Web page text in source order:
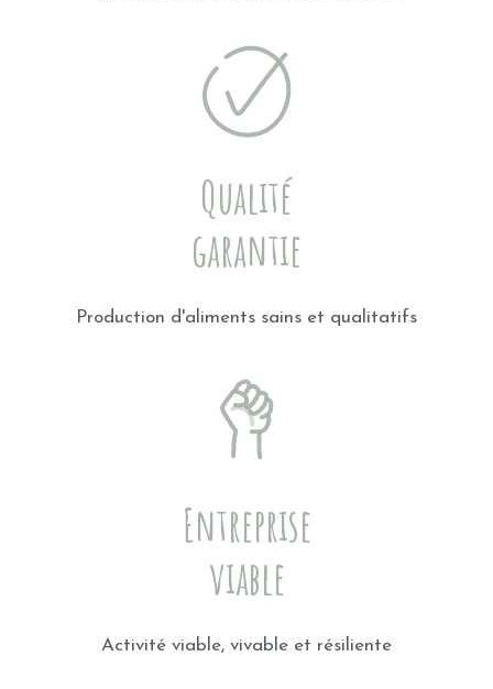
Qualité
garantie
Production d'aliments sains et qualitatifs
Entreprise
viable
Activité viable, vivable et résiliente